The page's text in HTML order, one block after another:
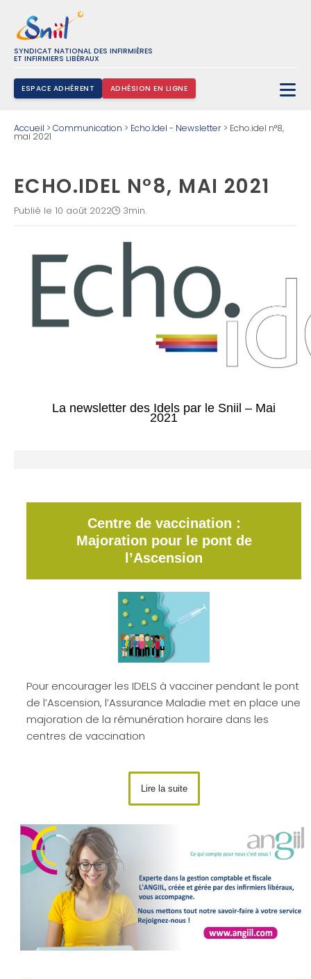
SYNDICAT NATIONAL DES INFIRMIÈRES
ET INFIRMIERS LIBÉRAUX
ESPACE ADHÉRENT ADHÉSION EN LIGNE
Accueil > Communication > Echo.Idel - Newsletter > Echo.idel n°8,
mai 2021
ECHO.IDEL N°8, MAI 2021
Publié le 10 août 2022 3min.
La newsletter des Idels par le Sniil – Mai
2021
Centre de vaccination :
Majoration pour le pont de
l’Ascension
Pour encourager les IDELS à vacciner pendant le pont
de l’Ascension, l’Assurance Maladie met en place une
majoration de la rémunération horaire dans les
centres de vaccination
Lire la suite